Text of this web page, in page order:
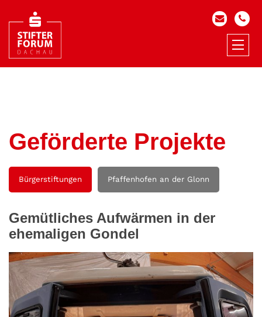
Geförderte Projekte
Bürgerstiftungen Pfaffenhofen an der Glonn
Gemütliches Aufwärmen in der
ehemaligen Gondel